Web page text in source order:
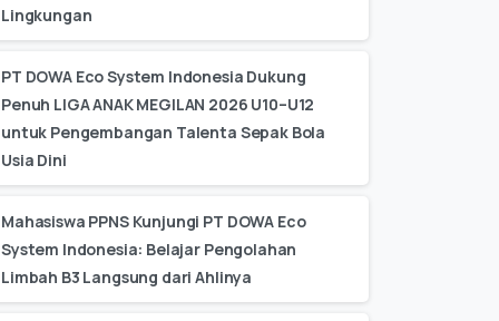
Lingkungan
PT DOWA Eco System Indonesia Dukung
Penuh LIGA ANAK MEGILAN 2026 U10–U12
untuk Pengembangan Talenta Sepak Bola
Usia Dini
Mahasiswa PPNS Kunjungi PT DOWA Eco
System Indonesia: Belajar Pengolahan
Limbah B3 Langsung dari Ahlinya